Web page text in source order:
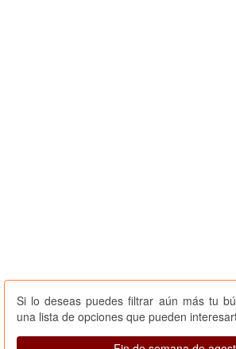
Si lo deseas puedes filtrar aún más tu
una lista de opciones que pueden